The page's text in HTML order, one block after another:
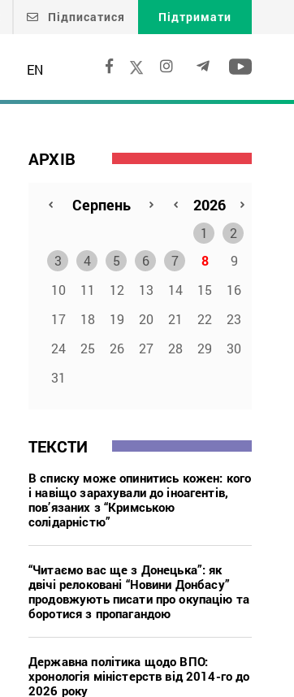
Підписатися Підтримати
EN
АРХІВ
1
2
3
4 5 6 7 8
9
10
11 12 13 14 15
16
17
18 19 20 21 22
23
24
25 26 27 28 29
30
31
ТЕКСТИ
В списку може опинитись кожен: кого
і навіщо зарахували до іноагентів,
пов’язаних з “Кримською
солідарністю”
“Читаємо вас ще з Донецька”: як
двічі релоковані “Новини Донбасу”
продовжують писати про окупацію та
боротися з пропагандою
Державна політика щодо ВПО:
хронологія міністерств від 2014-го до
2026 року